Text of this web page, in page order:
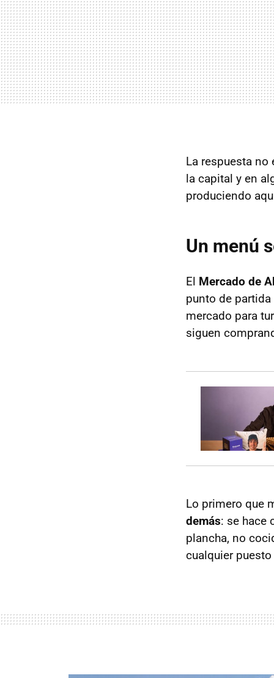
La respuesta
la capital y en
produciendo
Un menú
El Mercado de
punto de
mercado para
siguen
Lo primero que
demás: se hace
plancha, no
cualquier